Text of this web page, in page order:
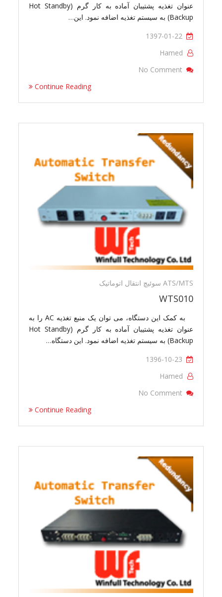
عنوان تغذیه پشتیبان آماده به کار گرم (Hot Standby
Backup) به سیستم تغذیه اضافه نمود. این…
1397-01-22
Hamed
No Comment
Continue Reading
ATS/MTS سوئیچ انتقال اتوماتیک
WTS010
به کمک این دستگاه، می توان یک منبع تغذیه AC را به
عنوان تغذیه پشتیبان آماده به کار گرم (Hot Standby
Backup) به سیستم تغذیه اضافه نمود. این دستگاه…
1396-10-23
Hamed
No Comment
Continue Reading